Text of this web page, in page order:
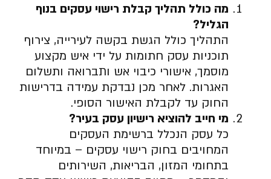
מה כולל תהליך קבלת רישוי עסקים בנוף
הגליל?
התהליך כולל הגשת בקשה לעירייה, צירוף
תוכניות עסק חתומות על ידי איש מקצוע
מוסמך, אישורי כיבוי אש ותברואה ותשלום
האגרות. לאחר מכן נבדקת עמידה בדרישות
החוק עד לקבלת האישור הסופי.
מי חייב להוציא רישיון עסק בעיר?
כל עסק הנכלל ברשימת העסקים
המחויבים בחוק רישוי עסקים – במיוחד
בתחומי המזון, הבריאות, השירותים